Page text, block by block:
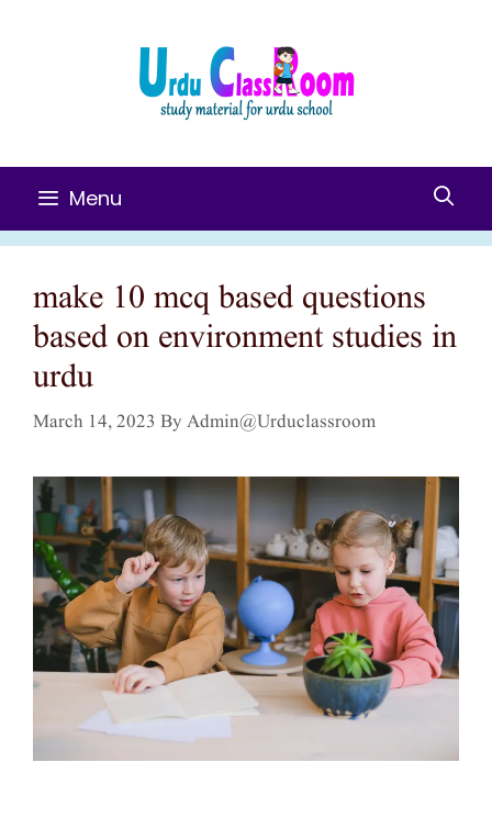
Menu
make 10 mcq based questions
based on environment studies in
urdu
March 14, 2023 ByAdmin@urduclassroom